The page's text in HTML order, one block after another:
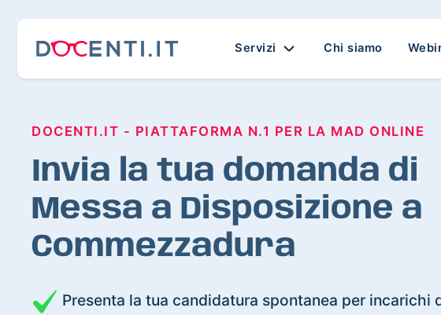
Servizi Chi siamo
DOCENTI.IT - PIATTAFORMA N.1 PER LA MAD ONLINE
Invia la tua domanda di
Messa a Disposizione a
Commezzadura
Presenta la tua candidatura spontanea per incarichi